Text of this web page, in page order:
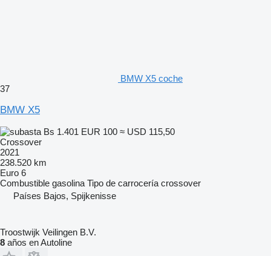
BMW X5 coche
37
BMW X5
Bs 1.401 EUR 100 ≈ USD 115,50
Crossover
2021
238.520 km
Euro 6
Combustible gasolina Tipo de carrocería crossover
Países Bajos, Spijkenisse
Troostwijk Veilingen B.V.
8 años en Autoline